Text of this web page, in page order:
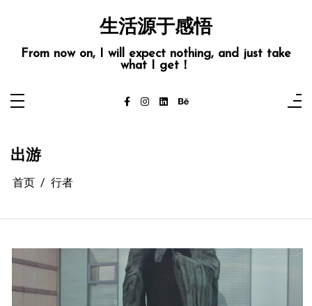
生活源于感悟
From now on, I will expect nothing, and just take
what I get！
出游
首页 行者